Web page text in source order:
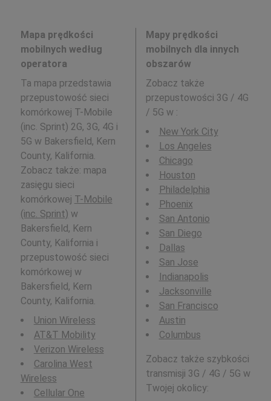
Mapa prędkości
mobilnych według
operatora
Ta mapa przedstawia
przepustowość sieci
komórkowej T-Mobile
(inc. Sprint) 2G, 3G, 4G i
5G w Bakersfield, Kern
County, Kalifornia.
Zobacz także: mapa
zasięgu sieci
komórkowej T-Mobile
(inc. Sprint) w
Bakersfield, Kern
County, Kalifornia i
przepustowość sieci
komórkowej w
Bakersfield, Kern
County, Kalifornia.
Union Wireless
AT&T Mobility
Verizon Wireless
Carolina West
Wireless
Cellular One
Mapy prędkości
mobilnych dla innych
obszarów
Zobacz także
przepustowości 3G / 4G
/ 5G w :
New York City
Los Angeles
Chicago
Houston
Philadelphia
Phoenix
San Antonio
San Diego
Dallas
San Jose
Indianapolis
Jacksonville
San Francisco
Austin
Columbus
Zobacz także szybkości
transmisji 3G / 4G / 5G w
Twojej okolicy: